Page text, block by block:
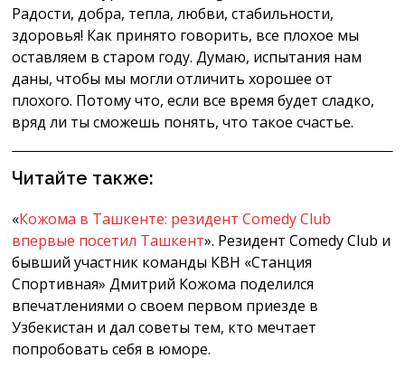
Радости, добра, тепла, любви, стабильности,
здоровья! Как принято говорить, все плохое мы
оставляем в старом году. Думаю, испытания нам
даны, чтобы мы могли отличить хорошее от
плохого. Потому что, если все время будет сладко,
вряд ли ты сможешь понять, что такое счастье.
Читайте также:
«Кожома в Ташкенте: резидент Comedy Club
впервые посетил Ташкент». Резидент Comedy Club и
бывший участник команды КВН «Станция
Спортивная» Дмитрий Кожома поделился
впечатлениями о своем первом приезде в
Узбекистан и дал советы тем, кто мечтает
попробовать себя в юморе.